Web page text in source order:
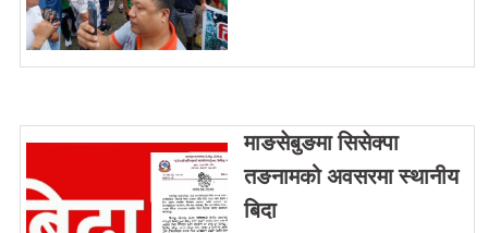
माङसेबुङमा सिसेक्पा
तङनामको अवसरमा स्थानीय
बिदा